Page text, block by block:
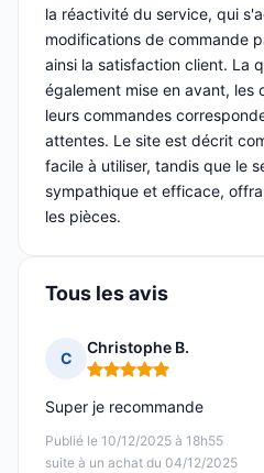
la réactivité du service, qui
modifications de commande
ainsi la satisfaction client. La
également mise en avant, les
leurs commandes
attentes. Le site est décrit
facile à utiliser, tandis que le
sympathique et efficace,
les pièces.
Tous les avis
C
Christophe B.
Note : 5 sur 5
Publié le 10/12/2025 à 18h55
suite à un achat du 04/12/2025
Super je recommande